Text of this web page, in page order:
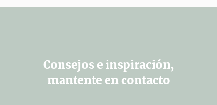
Consejos e inspiración,
mantente en contacto